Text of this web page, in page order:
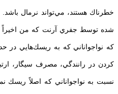
خطرناك هستند، مي‌تواند نرمال
شده توسط جفري آرنت كه من اخيراً
كه نواجواناني كه به ريسك‌هايي
كردن در رانندگي، مصرف سيگار،
نسبت به نواجواناني كه اصلاً ريسك